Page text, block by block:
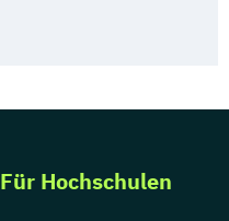
Für Hochschulen